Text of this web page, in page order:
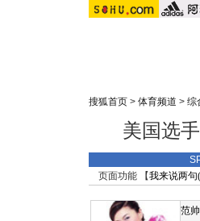
搜狐首页 > 体育频道 > 综
美国选
页面功能 【我来说两句(
范